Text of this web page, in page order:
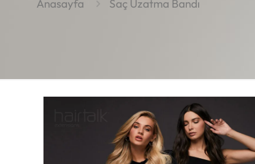
Anasayfa Saç Uzatma Bandı